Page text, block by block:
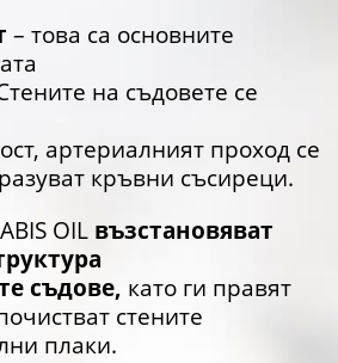
– това са основните
на съдовете се
артериалният проход се
кръвни съсиреци.
OIL възстановяват
съдове, като ги правят
стените
плаки.